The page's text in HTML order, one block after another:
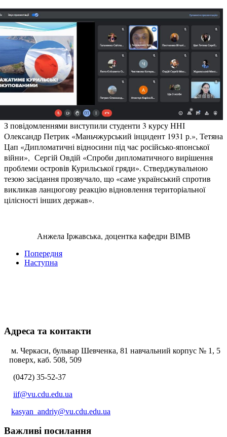
З повідомленнями виступили студенти 3 курсу ННІ
Олександр Петрик «Маньчжурський інцидент 1931 р.», Тетяна
Цап «Дипломатичні відносини під час російсько-японської
війни», Сергій Овдій «Спроби дипломатичного вирішення
проблеми островів Курильської гряди». Стверджувальною
тезою засідання прозвучало, що «саме український спротив
викликав ланцюгову реакцію відновлення територіальної
цілісності інших держав».
Анжела Іржавська, доцентка кафедри ВІМВ
Попередня
Наступна
Адреса та контакти
м. Черкаси, бульвар Шевченка, 81 навчальний корпус № 1, 5
поверх, каб. 508, 509
(0472) 35-52-37
iif@vu.cdu.edu.ua
kasyan_andriy@vu.cdu.edu.ua
Важливі посилання